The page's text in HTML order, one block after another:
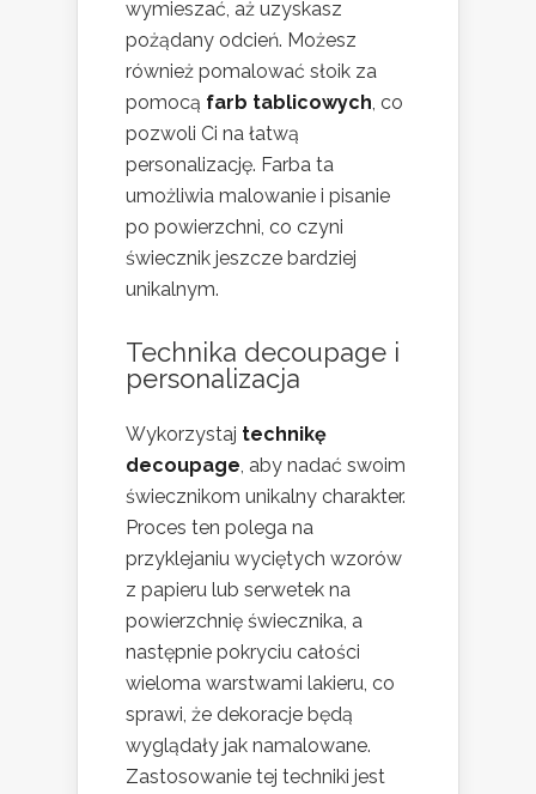
wymieszać, aż uzyskasz
pożądany odcień. Możesz
również pomalować słoik za
pomocą farb tablicowych, co
pozwoli Ci na łatwą
personalizację. Farba ta
umożliwia malowanie i pisanie
po powierzchni, co czyni
świecznik jeszcze bardziej
unikalnym.
Technika decoupage i
personalizacja
Wykorzystaj technikę
decoupage, aby nadać swoim
świecznikom unikalny charakter.
Proces ten polega na
przyklejaniu wyciętych wzorów
z papieru lub serwetek na
powierzchnię świecznika, a
następnie pokryciu całości
wieloma warstwami lakieru, co
sprawi, że dekoracje będą
wyglądały jak namalowane.
Zastosowanie tej techniki jest